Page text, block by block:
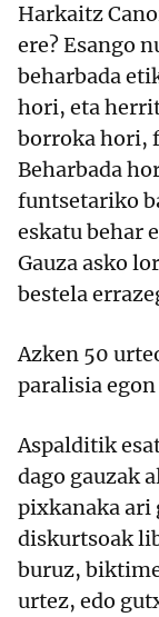
Harkaitz
ere? Esango
beharbada
hori, eta
borroka hori,
Beharbada
funtsetariko
eskatu behar
Gauza asko
bestela
Azken 50
paralisia
Aspalditik
dago gauzak
pixkanaka ari
diskurtsoak
buruz,
urtez, edo